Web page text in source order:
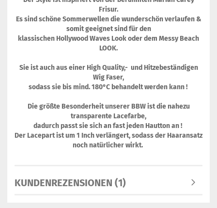
Frisur.
Es sind schöne Sommerwellen die wunderschön verlaufen &
somit geeignet sind für den
klassischen Hollywood Waves Look oder dem Messy Beach
LOOK.
Sie ist auch aus einer High Quality,- und Hitzebeständigen
Wig Faser,
sodass sie bis mind. 180°C behandelt werden kann !
Die größte Besonderheit unserer BBW ist die nahezu
transparente Lacefarbe,
dadurch passt sie sich an fast jeden Hautton an !
Der Lacepart ist um 1 Inch verlängert, sodass der Haaransatz
noch natürlicher wirkt.
KUNDENREZENSIONEN (1)